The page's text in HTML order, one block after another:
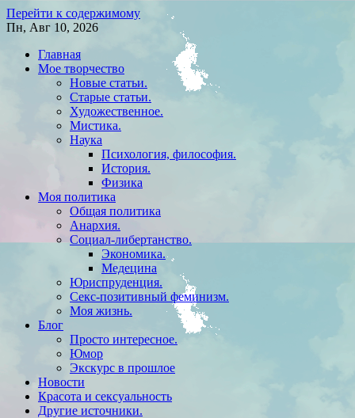
Перейти к содержимому
Пн, Авг 10, 2026
Главная
Мое творчество
Новые статьи.
Старые статьи.
Художественное.
Мистика.
Наука
Психология, философия.
История.
Физика
Моя политика
Общая политика
Анархия.
Социал-либертанство.
Экономика.
Медецина
Юриспруденция.
Секс-позитивный феминизм.
Моя жизнь.
Блог
Просто интересное.
Юмор
Экскурс в прошлое
Новости
Красота и сексуальность
Другие источники.